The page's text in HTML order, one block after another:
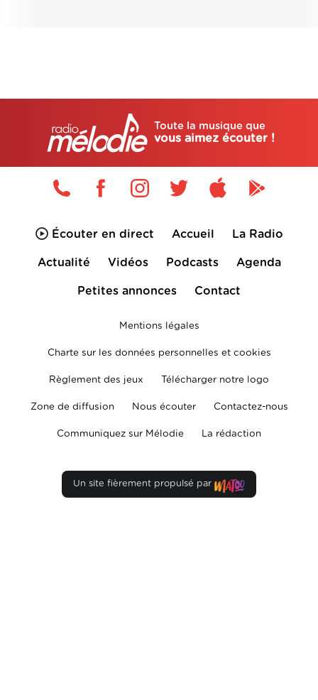
Toute la musique que
vous aimez écouter !
Écouter en direct Accueil La Radio
Actualité Vidéos Podcasts Agenda
Petites annonces Contact
Mentions légales
Charte sur les données personnelles et cookies
Règlement des jeux Télécharger notre logo
Zone de diffusion Nous écouter Contactez-nous
Communiquez sur Mélodie La rédaction
Un site fièrement propulsé par